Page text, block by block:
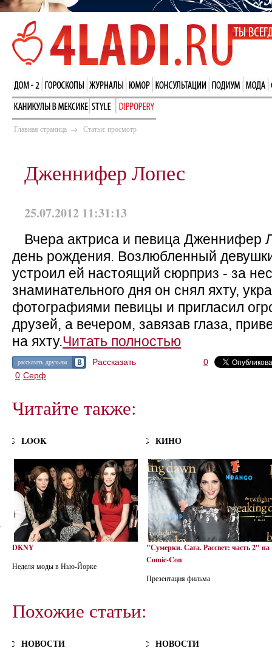
Главная страница → Статьи: просмотр
Дженнифер Лопес
25.07.2012 11:31:13
Вчера актриса и певица Дженнифер
день рождения. Возлюбленный
устроил ей настоящий сюрприз - за
знаминательного дня он снял яхту,
фотографиями певицы и пригласил
друзей, а вечером, завязав глаза,
на яхту.Читать полностью
рассказать друзьям Рассказать
0
0 Серф
Читайте также:
LOOK
DKNY
Неделя моды в Нью-Йорке
КИНО
"Сумерки. Сага. Рассвет: часть 2" на
Comic-Con
Презентация фильма
Похожие статьи:
НОВОСТИ НОВОСТИ